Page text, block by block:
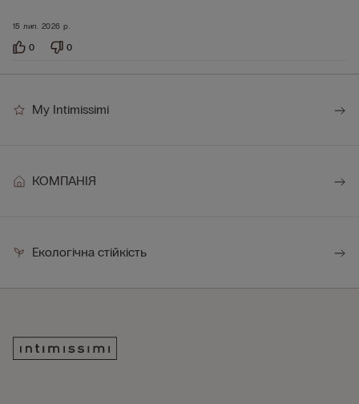
15 лип. 2026 р.
0 0
My Intimissimi
КОМПАНІЯ
Екологічна стійкість